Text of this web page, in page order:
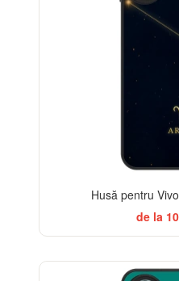
Husă pentru
de la